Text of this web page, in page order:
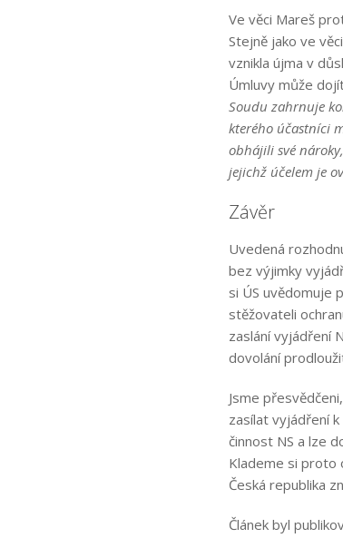
Ve věci Mareš
Stejně jako ve
vznikla újma v
Úmluvy může
Soudu zahrnuje
kterého účastníci
obhájili své
jejichž účelem je
Závěr
Uvedená
bez výjimky
si ÚS uvědomuje
stěžovateli
zaslání vyjádření
dovolání
Jsme
zasílat vyjádření
činnost NS a lze
Klademe si proto
Česká republika
Článek byl